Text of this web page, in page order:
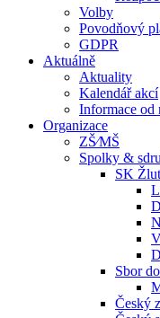
Volby
Povodňový
GDPR
Aktuálně
Aktuality
Kalendář akcí
Informace od
Organizace
ZŠ⁄MŠ
Spolky &
SK
Sbor
Český